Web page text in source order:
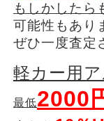
もしかしたら
可能性もあり
ぜひ一度査定
軽カー用
最低2000